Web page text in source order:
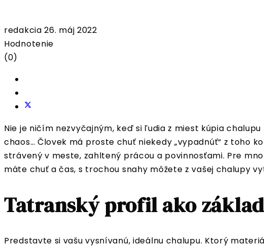
redakcia 26. máj 2022
Hodnotenie
(0)
Nie je ničím nezvyčajným, keď si ľudia z miest kúpia
chaos… Človek má proste chuť niekedy „vypadnúť“ z toho
strávený v meste, zahltený prácou a povinnosťami. Pre
máte chuť a čas, s trochou snahy môžete z vašej chalupy
Tatranský profil ako základ
Predstavte si vašu vysnívanú, ideálnu chalupu. Ktorý